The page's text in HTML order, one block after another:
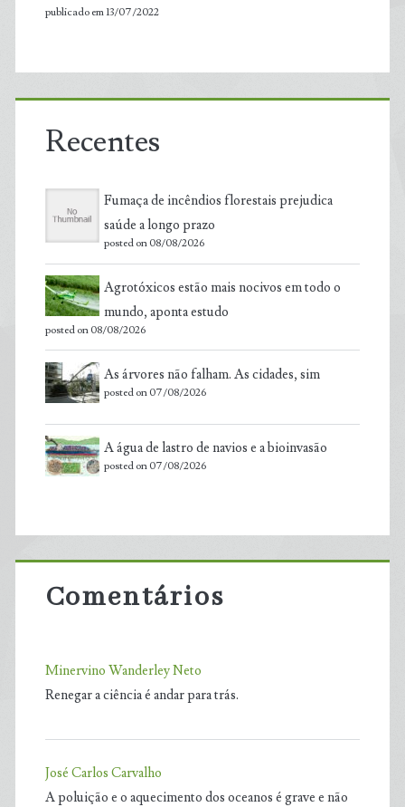
publicado em 13/07/2022
Recentes
Fumaça de incêndios florestais prejudica
saúde a longo prazo
posted on 08/08/2026
Agrotóxicos estão mais nocivos em todo o
mundo, aponta estudo
posted on 08/08/2026
As árvores não falham. As cidades, sim
posted on 07/08/2026
A água de lastro de navios e a bioinvasão
posted on 07/08/2026
Comentários
Minervino Wanderley Neto
Renegar a ciência é andar para trás.
José Carlos Carvalho
A poluição e o aquecimento dos oceanos é grave e não